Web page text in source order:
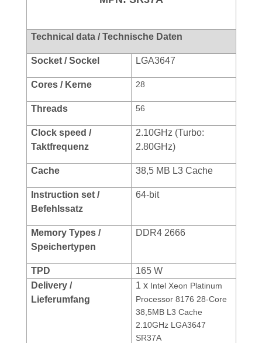
Technical data / Technische Daten
Socket / Sockel LGA3647
Cores / Kerne 28
Threads 56
Clock speed /
Taktfrequenz
2.10GHz (Turbo:
2.80GHz)
Cache 38,5 MB L3 Cache
Instruction set /
Befehlssatz
64-bit
Memory Types /
Speichertypen
DDR4 2666
TPD
165 W
Delivery /
Lieferumfang
1 x Intel Xeon Platinum
Processor 8176 28-Core
38,5MB L3 Cache
2.10GHz LGA3647
SR37A